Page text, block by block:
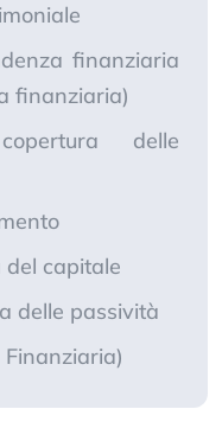
finanziaria
finanziaria)
delle
capitale
delle passività